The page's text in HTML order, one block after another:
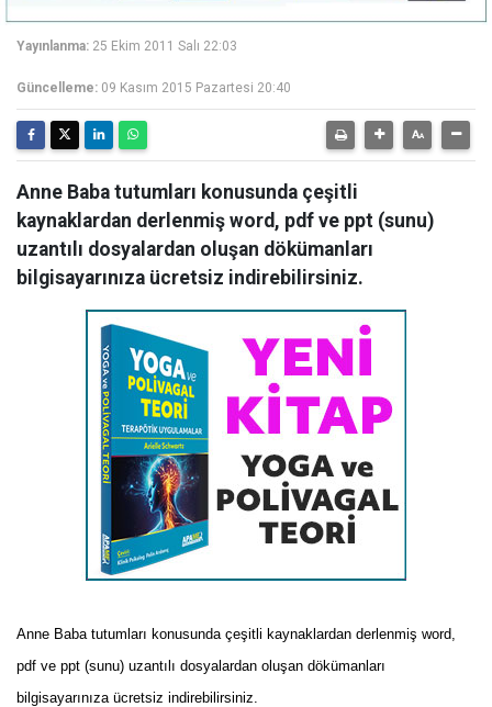
Yayınlanma: 25 Ekim 2011 Salı 22:03
Güncelleme: 09 Kasım 2015 Pazartesi 20:40
Anne Baba tutumları konusunda çeşitli
kaynaklardan derlenmiş word, pdf ve ppt (sunu)
uzantılı dosyalardan oluşan dökümanları
bilgisayarınıza ücretsiz indirebilirsiniz.
Anne Baba tutumları konusunda çeşitli kaynaklardan derlenmiş word,
pdf ve ppt (sunu) uzantılı dosyalardan oluşan dökümanları
bilgisayarınıza ücretsiz indirebilirsiniz.